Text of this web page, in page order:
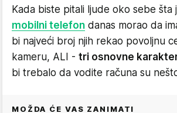
Kada biste pitali ljude oko sebe šta
mobilni telefon danas morao da
bi najveći broj njih rekao povoljnu
kameru, ALI - tri osnovne
bi trebalo da vodite računa su
MOŽDA ĆE VAS ZANIMATI